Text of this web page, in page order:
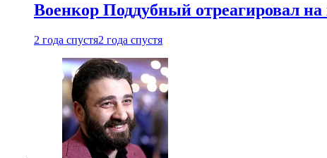
Военкор Поддубный отреагировал
2 года спустя2 года спустя